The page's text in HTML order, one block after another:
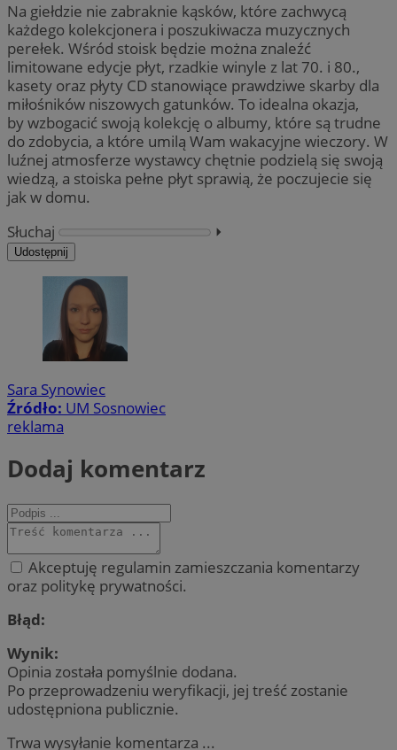
Na giełdzie nie zabraknie kąsków, które zachwycą
każdego kolekcjonera i poszukiwacza muzycznych
perełek. Wśród stoisk będzie można znaleźć
limitowane edycje płyt, rzadkie winyle z lat 70. i 80.,
kasety oraz płyty CD stanowiące prawdziwe skarby dla
miłośników niszowych gatunków. To idealna okazja,
by wzbogacić swoją kolekcję o albumy, które są trudne
do zdobycia, a które umilą Wam wakacyjne wieczory. W
luźnej atmosferze wystawcy chętnie podzielą się swoją
wiedzą, a stoiska pełne płyt sprawią, że poczujecie się
jak w domu.
Słuchaj
⏵︎
Udostępnij
Sara Synowiec
Źródło: UM Sosnowiec
reklama
Dodaj komentarz
Akceptuję regulamin zamieszczania komentarzy
oraz politykę prywatności.
Błąd:
Wynik:
Opinia została pomyślnie dodana.
Po przeprowadzeniu weryfikacji, jej treść zostanie
udostępniona publicznie.
Trwa wysyłanie komentarza ...